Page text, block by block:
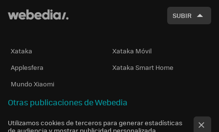
SUBIR
Xataka
Xataka Móvil
Applesfera
Xataka Smart Home
Mundo Xiaomi
Otras publicaciones de Webedia
Utilizamos cookies de terceros para generar estadísticas